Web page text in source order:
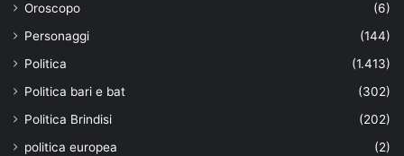
Oroscopo
(6)
Personaggi
(144)
Politica
(1.413)
Politica bari e bat
(302)
Politica Brindisi
(202)
politica europea
(2)